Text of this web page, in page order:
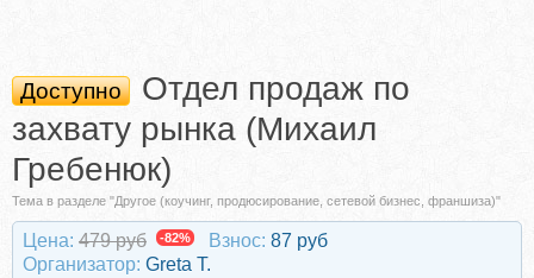
Доступно
Отдел продаж по
захвату рынка (Михаил
Гребенюк)
Тема в разделе "Другое (коучинг, продюсирование, сетевой бизнес, франшиза)"
Цена: 479 руб -82% Взнос: 87 руб
Организатор: Greta Т.